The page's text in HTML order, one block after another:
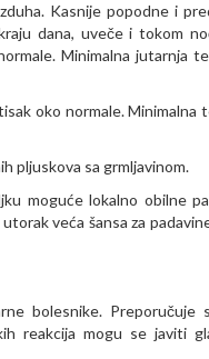
Kasnije popodne i
dana, uveče i tokom
Minimalna jutarnja
oko normale. Minimalna
pljuskova sa grmljavinom.
moguće lokalno obilne
veća šansa za
bolesnike.
reakcija mogu se javiti